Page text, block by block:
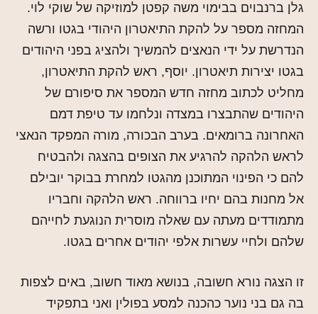
גלן ברנבוים בבימוי משה קפטן למוזיקה של שוקי לוי.
המחזה מספר על להקת התיאטרון היהודי בגטו ורשה
הנדרשת על ידי הנאצים להמשיך ולהציג בפני היהודים
בגטו יצירות תיאטרון. יוסף, ראש להקת התיאטרון,
מחליט לכתוב מחזה חדש המספר את סיפורם של
היהודים שהתבצרו במצדה ונלחמו עד טיפת דמם
האחרונה ברומאים. בערב הבכורה, מורה המפקד הנאצי
לראש הלהקה להרגיע את הצופים בהצגה ולהבטיח
להם כי הפינוי המתוכנן מהגטו למחרת בבוקר יובילם
אל מחנות בהם יחיו ברווחה. ראש הלהקה וחבריו
מתמודדים מעתה עם שאלה מוסרית הנוגעת לחייהם
שלהם ולחיי עשרות אלפי יהודים אחרים בגטו.
זו הצגה נורא חשובה, בנושא מאוד חשוב, באים לצפות
בה גם בני נוער כהכנה למסע בפולין ואני בתפקיד